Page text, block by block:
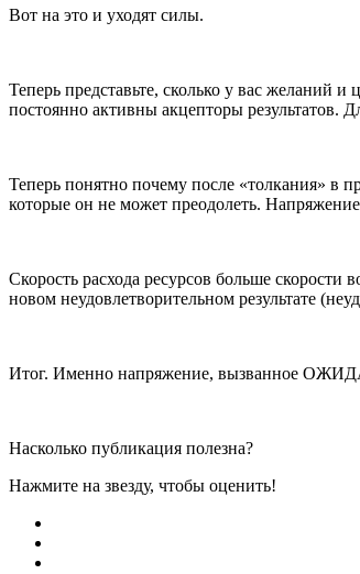
Вот на это и уходят силы.
Теперь представьте, сколько у вас желаний
постоянно активны акцепторы результатов.
Теперь понятно почему после «толкания» в
которые он не может преодолеть.
Скорость расхода ресурсов больше скорости
новом неудовлетворительном результате
Итог. Именно напряжение, вызванное
Насколько публикация полезна?
Нажмите на звезду, чтобы оценить!